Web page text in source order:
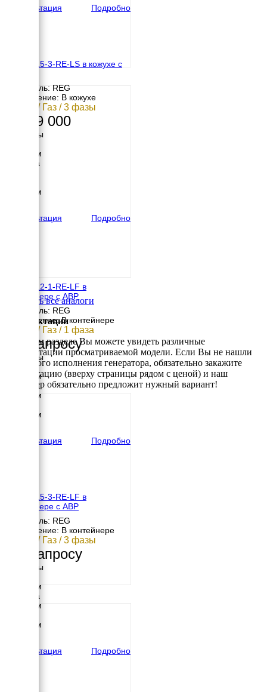
Консультация
Подробно
REG G15-3-RE-LS в кожухе с
Двигатель: REG
Исполнение: В кожухе
11 кВт / Газ / 3 фазы
1 199 000
Размеры
1800 мм
Ширина
1250 мм
Консультация
Подробно
REG G12-1-RE-LF в
контейнере с АВР
Двигатель: REG
Исполнение: В контейнере
11 кВт / Газ / 1 фаза
По запросу
Размеры
2500 мм
Ширина
1200 мм
1500 мм
Консультация
Подробно
REG G15-3-RE-LF в
контейнере с АВР
Двигатель: REG
Исполнение: В контейнере
11 кВт / Газ / 3 фазы
По запросу
Размеры
2500 мм
Ширина
1200 мм
1500 мм
Консультация
Подробно
Смотреть все аналоги
Комплектации
В данном разделе Вы можете увидеть различные
комплектации просматриваемой модели. Если Вы не нашли
требуемого исполнения генератора, обязательно закажите
консультацию (вверху страницы рядом с ценой) и наш
менеджер обязательно предложит нужный вариант!